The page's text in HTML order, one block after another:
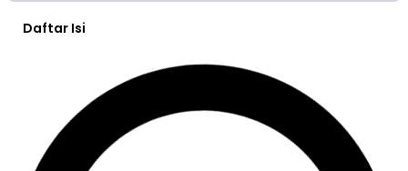
Daftar Isi